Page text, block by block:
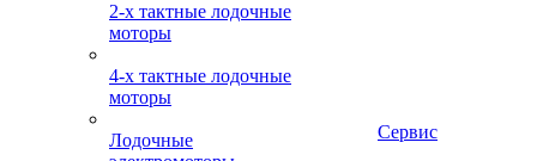
2-х тактные лодочные
моторы
4-х тактные лодочные
моторы
Лодочные
Сервис